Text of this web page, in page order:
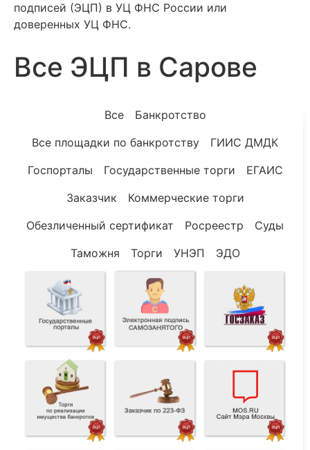
подписей (ЭЦП) в УЦ ФНС России или
доверенных УЦ ФНС.
Все ЭЦП в Сарове
Все
Банкротство
Все площадки по банкротству
ГИИС ДМДК
Госпорталы
Государственные торги
ЕГАИС
Заказчик
Коммерческие торги
Обезличенный сертификат
Росреестр
Суды
Таможня
Торги УНЭП ЭДО